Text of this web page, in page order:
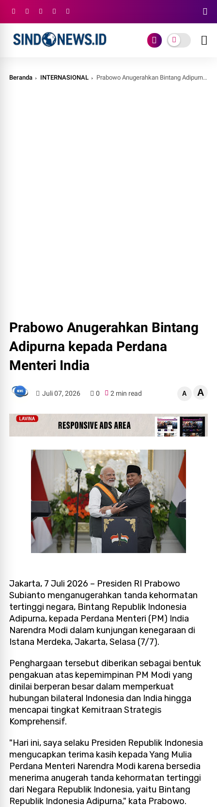
Beranda INTERNASIONAL Prabowo Anugerahkan Bintang Adipurna kepada Perdana Menteri India
Prabowo Anugerahkan Bintang
Adipurna kepada Perdana
Menteri India
Juli 07, 2026 0 2 min read A A
Jakarta, 7 Juli 2026 – Presiden RI Prabowo
Subianto menganugerahkan tanda kehormatan
tertinggi negara, Bintang Republik Indonesia
Adipurna, kepada Perdana Menteri (PM) India
Narendra Modi dalam kunjungan kenegaraan di
Istana Merdeka, Jakarta, Selasa (7/7).
Penghargaan tersebut diberikan sebagai bentuk
pengakuan atas kepemimpinan PM Modi yang
dinilai berperan besar dalam memperkuat
hubungan bilateral Indonesia dan India hingga
mencapai tingkat Kemitraan Strategis
Komprehensif.
"Hari ini, saya selaku Presiden Republik Indonesia
mengucapkan terima kasih kepada Yang Mulia
Perdana Menteri Narendra Modi karena bersedia
menerima anugerah tanda kehormatan tertinggi
dari Negara Republik Indonesia, yaitu Bintang
Republik Indonesia Adipurna," kata Prabowo.